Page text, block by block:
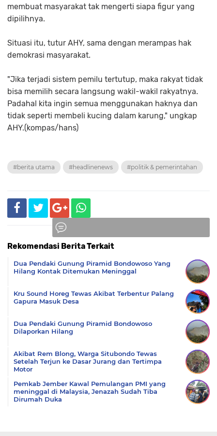
membuat masyarakat tak mengerti siapa figur yang
dipilihnya.
Situasi itu, tutur AHY, sama dengan merampas hak
demokrasi masyarakat.
"Jika terjadi sistem pemilu tertutup, maka rakyat tidak
bisa memilih secara langsung wakil-wakil rakyatnya.
Padahal kita ingin semua menggunakan haknya dan
tidak seperti membeli kucing dalam karung," ungkap
AHY.(kompas/hans)
#berita utama #headlinenews #politik & pemerintahan
Rekomendasi Berita Terkait
Dua Pendaki Gunung Piramid Bondowoso Yang
Hilang Kontak Ditemukan Meninggal
Kru Sound Horeg Tewas Akibat Terbentur Palang
Gapura Masuk Desa
Dua Pendaki Gunung Piramid Bondowoso
Dilaporkan Hilang
Akibat Rem Blong, Warga Situbondo Tewas
Setelah Terjun ke Dasar Jurang dan Tertimpa
Motor
Pemkab Jember Kawal Pemulangan PMI yang
meninggal di Malaysia, Jenazah Sudah Tiba
Dirumah Duka